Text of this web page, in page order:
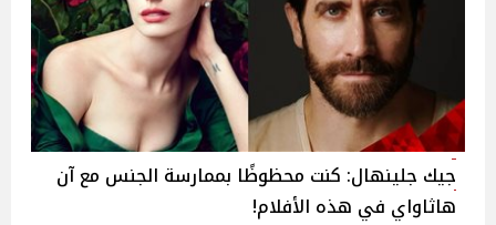
جيك جلينهال: كنت محظوظًا بممارسة الجنس مع آن
هاثاواي في هذه الأفلام!